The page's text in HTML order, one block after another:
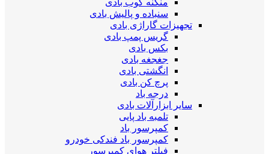
منگنه کوب بادی
سنباده و پالیش بادی
تجهیزات گاراژی بادی
گریس پمپ بادی
بکس بادی
جغجغه بادی
انگشتی بادی
پرچ کن بادی
درجه باد
سایر ابزارآلات بادی
تلمبه باد پایی
کمپرسور باد
کمپرسور باد فندکی خودرو
فیلتر هوای کمپرسور